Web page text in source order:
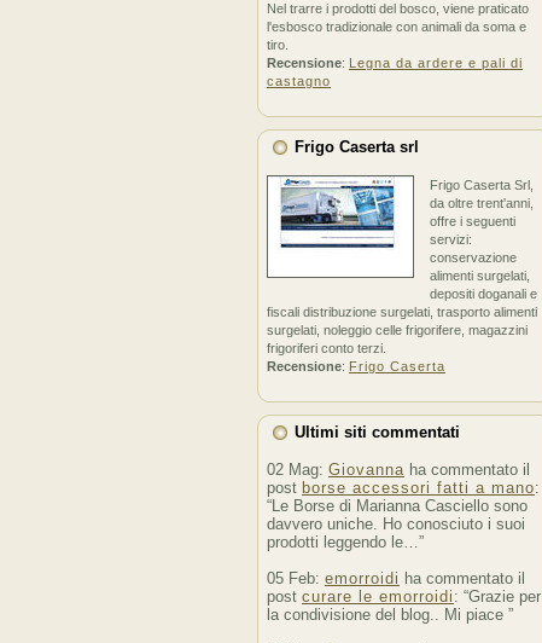
Nel trarre i prodotti del bosco, viene praticato
l'esbosco tradizionale con animali da soma e
tiro.
Recensione: Legna da ardere e pali di
castagno
Frigo Caserta srl
Frigo Caserta Srl,
da oltre trent'anni,
offre i seguenti
servizi:
conservazione
alimenti surgelati,
depositi doganali e
fiscali distribuzione surgelati, trasporto alimenti
surgelati, noleggio celle frigorifere, magazzini
frigoriferi conto terzi.
Recensione: Frigo Caserta
Ultimi siti commentati
02 Mag: Giovanna ha commentato il
post borse accessori fatti a mano:
“Le Borse di Marianna Casciello sono
davvero uniche. Ho conosciuto i suoi
prodotti leggendo le…”
05 Feb: emorroidi ha commentato il
post curare le emorroidi : “Grazie per
la condivisione del blog.. Mi piace ”